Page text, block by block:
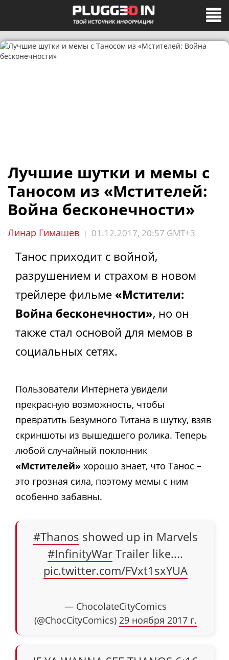
Лучшие шутки и мемы с
Таносом из «Мстителей:
Война бесконечности»
Линар Гимашев | 01.12.2017, 20:57 GMT+3
Танос приходит с войной,
разрушением и страхом в новом
трейлере фильме «Мстители:
Война бесконечности», но он
также стал основой для мемов в
социальных сетях.
Пользователи Интернета увидели
прекрасную возможность, чтобы
превратить Безумного Титана в шутку, взяв
скриншоты из вышедшего ролика. Теперь
любой случайный поклонник
«Мстителей» хорошо знает, что Танос –
это грозная сила, поэтому мемы с ним
особенно забавны.
#Thanos showed up in Marvels
#InfinityWar Trailer like....
pic.twitter.com/FVxt1sxYUA
— ChocolateCityComics
(@ChocCityComics) 29 ноября 2017 г.